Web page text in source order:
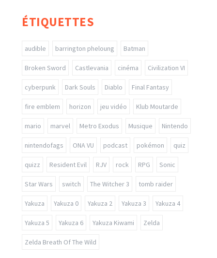
ÉTIQUETTES
audible barrington pheloung Batman
Broken Sword Castlevania cinéma Civilization VI
cyberpunk Dark Souls Diablo Final Fantasy
fire emblem horizon jeu vidéo Klub Moutarde
mario marvel Metro Exodus Musique Nintendo
nintendofags ONA VU podcast pokémon quiz
quizz Resident Evil RJV rock RPG Sonic
Star Wars switch The Witcher 3 tomb raider
Yakuza Yakuza 0 Yakuza 2 Yakuza 3 Yakuza 4
Yakuza 5 Yakuza 6 Yakuza Kiwami Zelda
Zelda Breath Of The Wild